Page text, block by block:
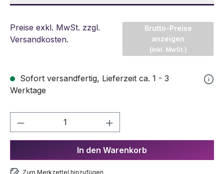
Preise exkl. MwSt. zzgl.
Versandkosten.
Brutto-Preise
anzeigen
(inkl. MwSt.)
Sofort versandfertig, Lieferzeit ca. 1 - 3
Werktage
Produkt Anzahl: Gib den
In den Warenkorb
Zum Merkzettel hinzufügen